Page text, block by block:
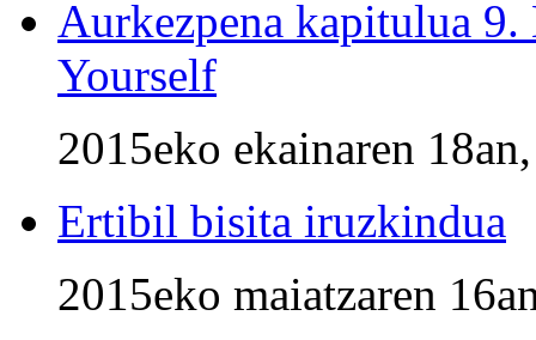
Aurkezpena kapitulua
Yourself
2015eko ekainaren
Ertibil bisita iruzkindua
2015eko maiatzaren